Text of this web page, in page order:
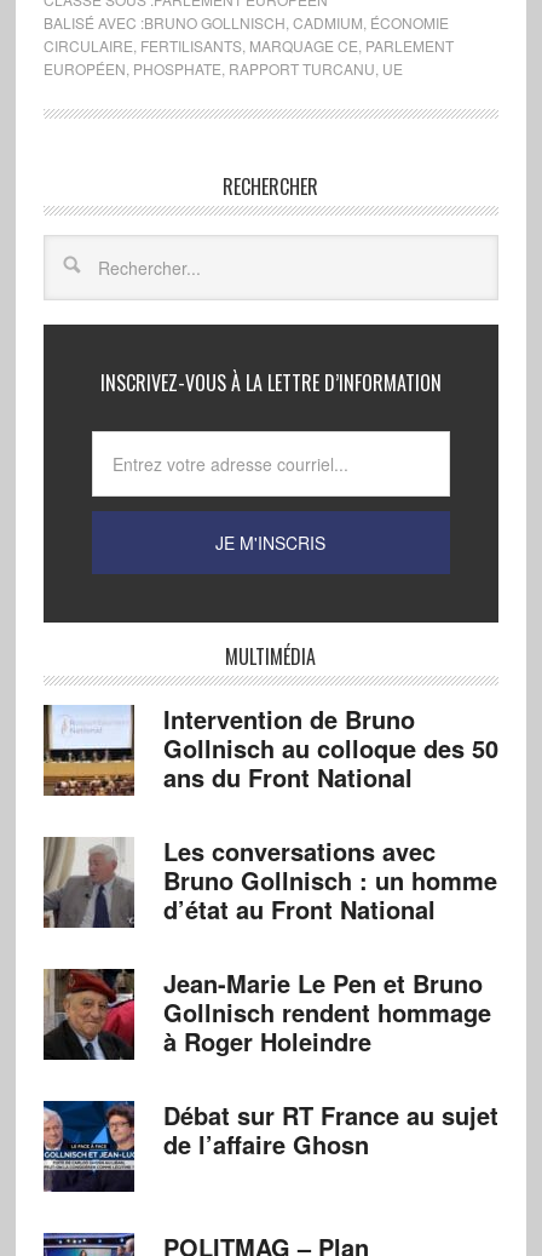
BALISÉ AVEC :BRUNO GOLLNISCH CADMIUM ÉCONOMIE
CIRCULAIRE FERTILISANTS, MARQUAGE CE PARLEMENT
EUROPÉEN PHOSPHATE RAPPORT TURCANU UE
RECHERCHER
INSCRIVEZ-VOUS À LA LETTRE D’INFORMATION
MULTIMÉDIA
Intervention de Bruno
Gollnisch au colloque des 50
ans du Front National
Les conversations avec
Bruno Gollnisch : un homme
d’état au Front National
Jean-Marie Le Pen et Bruno
Gollnisch rendent hommage
à Roger Holeindre
Débat sur RT France au sujet
de l’affaire Ghosn
POLITMAG – Plan